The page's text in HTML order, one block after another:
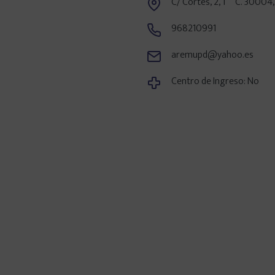
Centros en tu provincia
968210991
aremupd@yahoo.es
Centro de Ingreso: No